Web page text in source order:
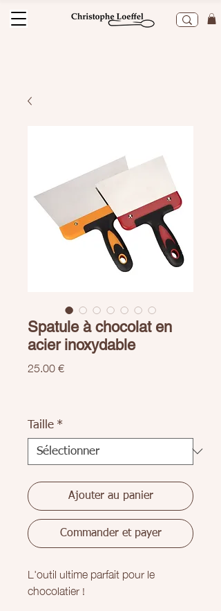
Spatule à chocolat en
acier inoxydable
25.00 €Prix
Taille *
Ajouter au panier
Commander et payer
L'outil ultime parfait pour le
chocolatier !